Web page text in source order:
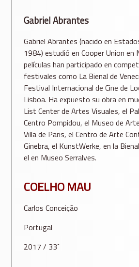
Gabriel Abrantes
Gabriel Abrantes (nacido en
1984) estudió en Cooper Union en
películas han participado en
festivales como La Bienal de
Festival Internacional de Cine de
Lisboa. Ha expuesto su obra en
List Center de Artes Visuales, el
Centro Pompidou, el Museo de
Villa de Paris, el Centro de Arte
Ginebra, el KunstWerke, en la
el en Museo Serralves.
COELHO MAU
Carlos Conceição
Portugal
2017 / 33´